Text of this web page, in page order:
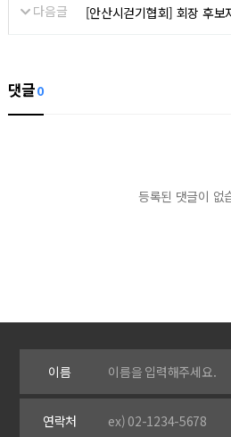
다음글 [안산시걷기협회] 회장 후보
댓글0
등록된 댓글이 없
이름
연락처